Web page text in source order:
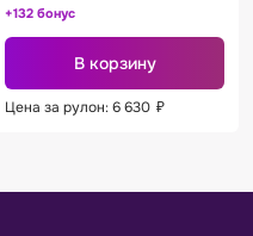
+132 бонус
В корзину
Цена за рулон: 6 630 ₽